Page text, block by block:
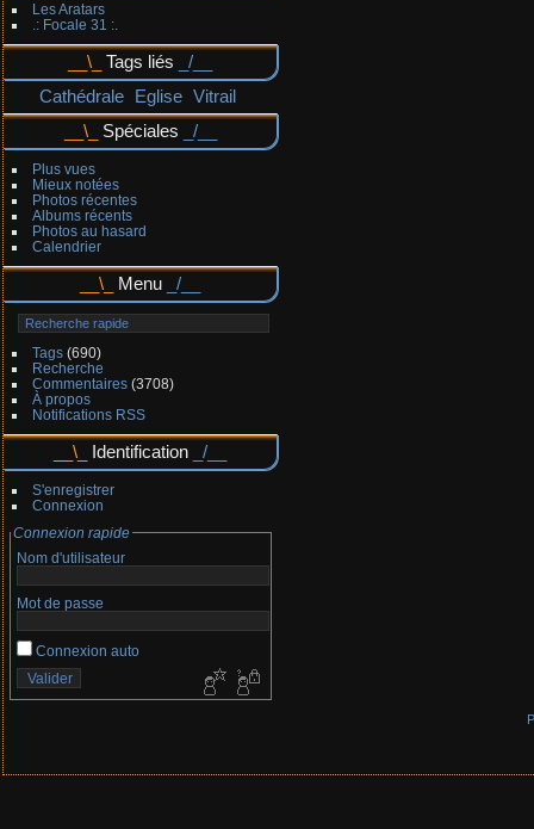
Les Aratars
.: Focale 31 :.
Tags liés
Cathédrale Eglise Vitrail
Spéciales
Plus vues
Mieux notées
Photos récentes
Albums récents
Photos au hasard
Calendrier
Menu
Tags(690)
Recherche
Commentaires(3708)
À propos
Notifications RSS
Identification
S'enregistrer
Connexion
Connexion rapide
Nom d'utilisateur
Mot de passe
Connexion auto